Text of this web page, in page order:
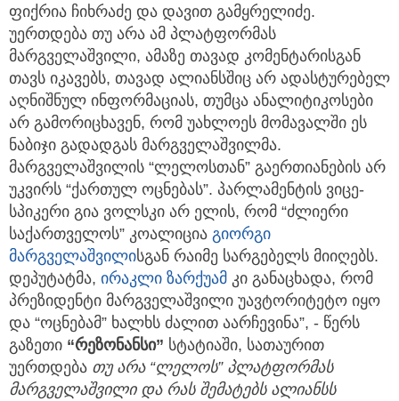
ფიქრია ჩიხრაძე და დავით გამყრელიძე.
უერთდება თუ არა ამ პლატფორმას
მარგველაშვილი, ამაზე თავად კომენტარისგან
თავს იკავებს, თავად ალიანსშიც არ ადასტურებელ
აღნიშნულ ინფორმაციას, თუმცა ანალიტიკოსები
არ გამორიცხავენ, რომ უახლოეს მომავალში ეს
ნაბიჯი გადადგას მარგველაშვილმა.
მარგველაშვილის “ლელოსთან” გაერთიანების არ
უკვირს “ქართულ ოცნებას”. პარლამენტის ვიცე-
სპიკერი გია ვოლსკი არ ელის, რომ “ძლიერი
საქართველოს” კოალიცია გიორგი
მარგველაშვილისგან რაიმე სარგებელს მიიღებს.
დეპუტატმა, ირაკლი ზარქუამ კი განაცხადა, რომ
პრეზიდენტი მარგველაშვილი უავტორიტეტო იყო
და “ოცნებამ” ხალხს ძალით აარჩევინა”, - წერს
გაზეთი “რეზონანსი” სტატიაში, სათაურით
უერთდება თუ არა “ლელოს” პლატფორმას
მარგველაშვილი და რას შემატებს ალიანსს